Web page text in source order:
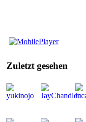
Zuletzt gesehen